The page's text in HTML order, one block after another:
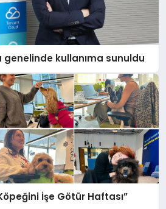
genelinde kullanıma sunuldu
İşe Götür Haftası”